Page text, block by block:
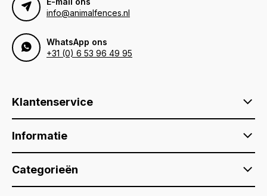
info@animalfences.nl
WhatsApp ons
+31 (0) 6 53 96 49 95
Klantenservice
Informatie
Categorieën